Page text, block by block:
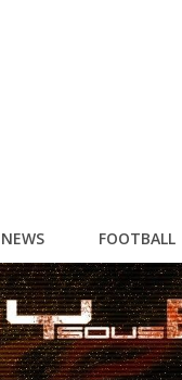
NEWS FOOTBALL